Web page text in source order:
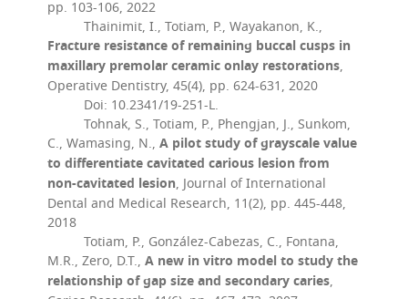
pp. 103-106, 2022
Thainimit, I., Totiam, P., Wayakanon, K.,
Fracture resistance of remaining buccal cusps in
maxillary premolar ceramic onlay restorations,
Operative Dentistry, 45(4), pp. 624-631, 2020
Doi: 10.2341/19-251-L.
Tohnak, S., Totiam, P., Phengjan, J., Sunkom,
C., Wamasing, N., A pilot study of grayscale value
to differentiate cavitated carious lesion from
non-cavitated lesion, Journal of International
Dental and Medical Research, 11(2), pp. 445-448,
2018
Totiam, P., González-Cabezas, C., Fontana,
M.R., Zero, D.T., A new in vitro model to study the
relationship of gap size and secondary caries,